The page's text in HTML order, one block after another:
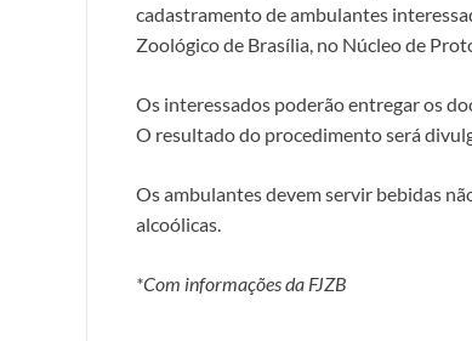
cadastramento de ambulantes
Zoológico de Brasília, no Núcleo de
Os interessados poderão entregar os
O resultado do procedimento será
Os ambulantes devem servir bebidas
alcoólicas.
*Com informações da FJZB